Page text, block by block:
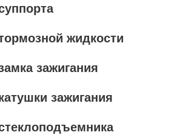
жидкости
зажигания
зажигания